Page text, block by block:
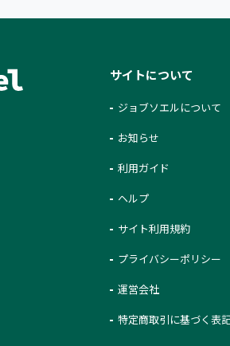
サイトについて
ジョブソエルについて
お知らせ
利用ガイド
ヘルプ
サイト利用規約
プライバシーポリシー
運営会社
特定商取引に基づく表